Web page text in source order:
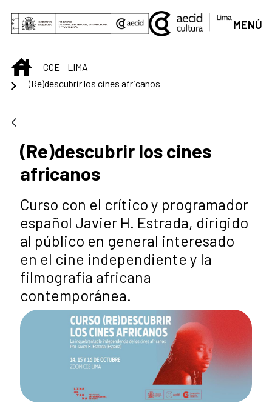
Skip to Main Content
MENÚ
INICIOCCE - LIMA
(Re)descubrir los cines africanos
(Re)descubrir los cines
africanos
Curso con el crítico y programador
español Javier H. Estrada, dirigido
al público en general interesado
en el cine independiente y la
filmografía africana
contemporánea.